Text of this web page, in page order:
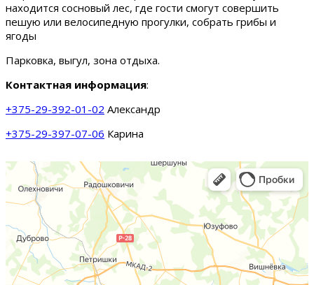
находится сосновый лес, где гости смогут совершить
пешую или велосипедную прогулки, собрать грибы и
ягоды
Парковка, выгул, зона отдыха.
Контактная информация:
+375-29-392-01-02 Александр
+375-29-397-07-06 Карина